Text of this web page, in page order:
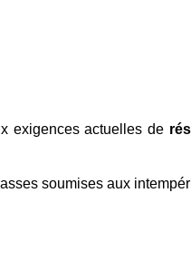
exigences actuelles de
soumises aux